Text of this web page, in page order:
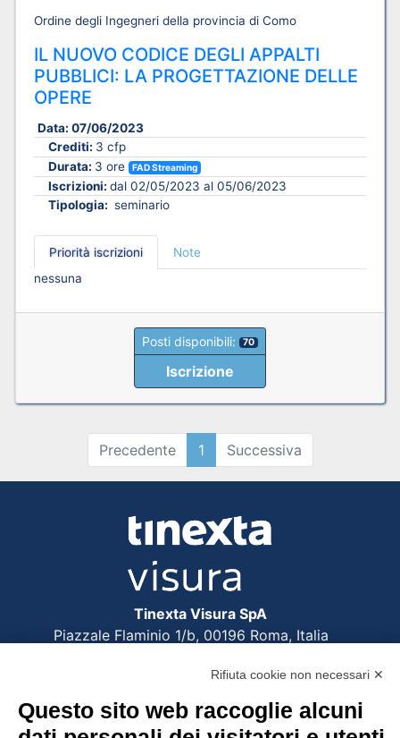
Ordine degli Ingegneri della provincia di Como
IL NUOVO CODICE DEGLI APPALTI
PUBBLICI: LA PROGETTAZIONE DELLE
OPERE
Data: 07/06/2023
Crediti: 3 cfp
Durata: 3 ore FAD Streaming
Iscrizioni: dal 02/05/2023 al 05/06/2023
Tipologia: seminario
Priorità iscrizioni
Note
nessuna
Posti disponibili: 70
Iscrizione
Precedente 1 Successiva
Tinexta Visura SpA
Piazzale Flaminio 1/b, 00196 Roma, Italia
Società soggetta alla direzione e coordinamento
di Tinexta SpA
P.IVA 05338771008 REA n. 877679
Rifiuta cookie non necessari ✕
Questo sito web raccoglie alcuni